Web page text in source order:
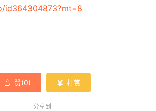
id364304873?mt=8
 赞(0)  打赏
分享到